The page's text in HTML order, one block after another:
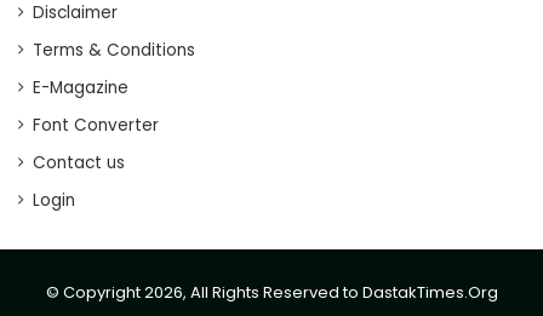
Disclaimer
Terms & Conditions
E-Magazine
Font Converter
Contact us
Login
© Copyright 2026, All Rights Reserved to DastakTimes.Org